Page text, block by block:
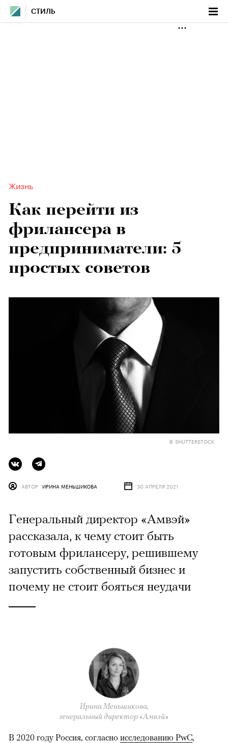
СТИЛЬ
Жизнь
Как перейти из
фрилансера в
предприниматели: 5
простых советов
© SHUTTERSTOCK
АВТОР ИРИНА МЕНЬШИКОВА 30 АПРЕЛЯ 2021
Генеральный директор «Амвэй»
рассказала, к чему стоит быть
готовым фрилансеру, решившему
запустить собственный бизнес и
почему не стоит бояться неудачи
Ирина Меньшикова,
генеральный директор «Амвэй»
В 2020 году Россия, согласно исследованию PwC,